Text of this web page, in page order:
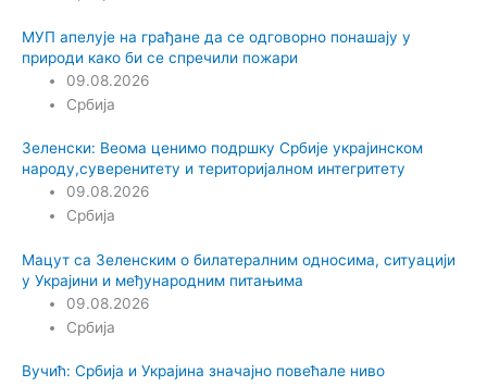
МУП апелује на грађане да се одговорно понашају у
природи како би се спречили пожари
09.08.2026
Србија
Зеленски: Веома ценимо подршку Србије украјинском
народу,суверенитету и територијалном интегритету
09.08.2026
Србија
Мацут са Зеленским о билатералним односима, ситуацији
у Украјини и међународним питањима
09.08.2026
Србија
Вучић: Србија и Украјина значајно повећале ниво